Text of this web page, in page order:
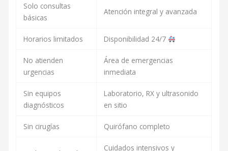
Solo consultas
básicas
Atención integral y avanzada
Horarios limitados Disponibilidad 24/7
No atienden
urgencias
Área de emergencias
inmediata
Sin equipos
diagnósticos
Laboratorio, RX y ultrasonido
en sitio
Sin cirugías Quirófano completo
Cuidados intensivos y